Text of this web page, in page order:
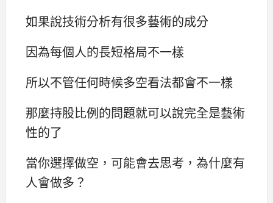
如果說技術分析有很多藝術的成分
因為每個人的長短格局不一樣
所以不管任何時候多空看法都會不一樣
那麼持股比例的問題就可以說完全是藝術
性的了
當你選擇做空，可能會去思考，為什麼有
人會做多？